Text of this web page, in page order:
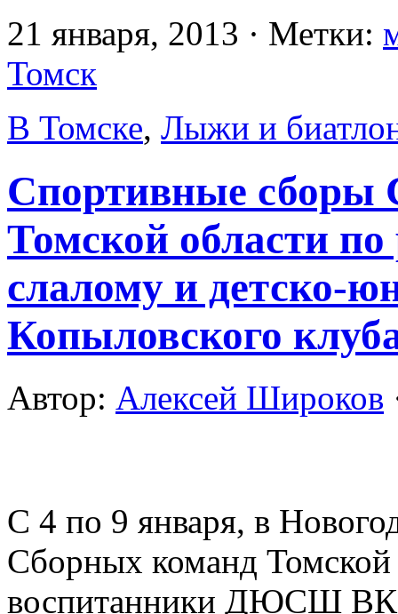
21 января, 2013 · Метки:
Томск
В Томске, Лыжи и
Cпортивные сборы
Томской области
слалому и детско-
Копыловского
Автор: Алексей Широков
С 4 по 9 января, в
Сборных команд
воспитанники ДЮСШ